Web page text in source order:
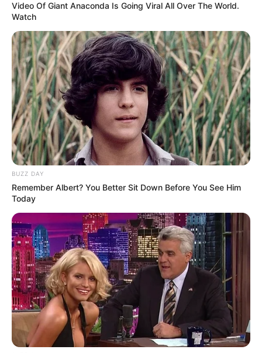
1 Cebolla
2 cdas. de Avena extra fina
2 Cdas de Semillas de Chia
Video Of Giant Anaconda Is Going Viral All Over The World.
Watch
BUZZ DAY
Remember Albert? You Better Sit Down Before You See Him
Today